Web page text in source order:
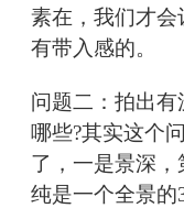
素在，我们才
有带入感的。
问题二：拍出
哪些?其实这个
了，一是景深
纯是一个全景的